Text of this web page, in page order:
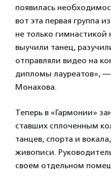
появилась
вот эта первая группа
не только гимнастикой
выучили танец,
отправляли видео на
дипломы лауреатов», —
Монахова.
Теперь в «Гармонии»
ставших сплоченным
танцев, спорта и
живописи.
своем отдельном